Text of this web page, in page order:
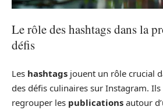
Le rôle des hashtags dans la
défis
Les hashtags jouent un rôle crucial
des défis culinaires sur Instagram.
regrouper les publications autour